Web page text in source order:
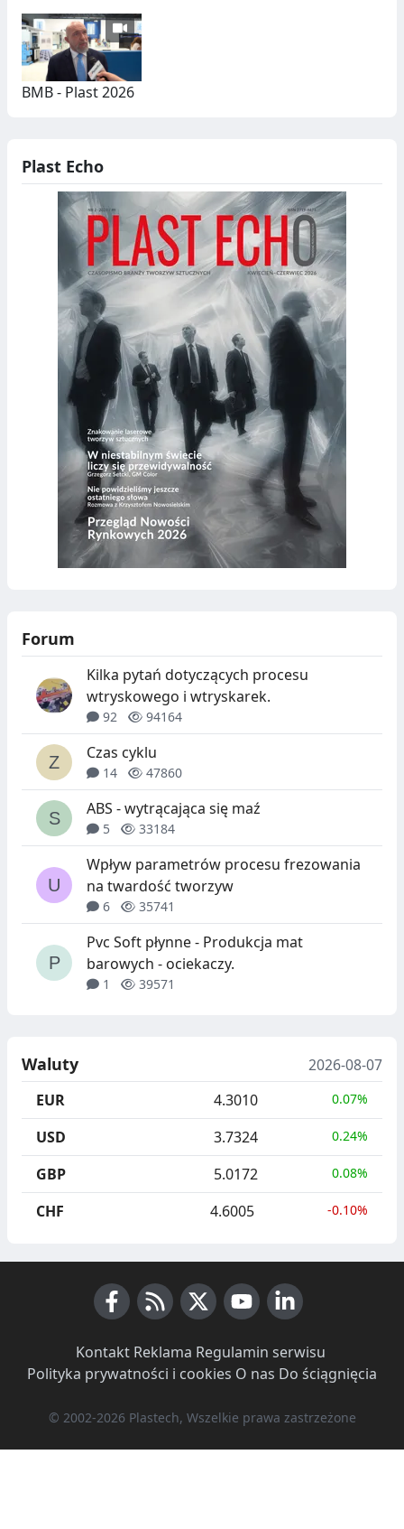
BMB - Plast 2026
Plast Echo
Forum
Kilka pytań dotyczących procesu
wtryskowego i wtryskarek.
92 94164
Czas cyklu
14 47860
ABS - wytrącająca się maź
5 33184
Wpływ parametrów procesu frezowania
na twardość tworzyw
6 35741
Pvc Soft płynne - Produkcja mat
barowych - ociekaczy.
1 39571
Waluty
2026-08-07
EUR
4.3010 0.07%
USD 3.7324 0.24%
GBP 5.0172 0.08%
CHF 4.6005 -0.10%
Kontakt· Reklama Regulamin serwisu
Polityka prywatności i cookies O nas Do ściągnięcia
© 2002-2026 Plastech, Wszelkie prawa zastrzeżone